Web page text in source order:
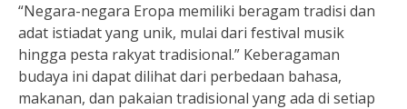
“Negara-negara Eropa memiliki beragam tradisi dan
adat istiadat yang unik, mulai dari festival musik
hingga pesta rakyat tradisional.” Keberagaman
budaya ini dapat dilihat dari perbedaan bahasa,
makanan, dan pakaian tradisional yang ada di setiap